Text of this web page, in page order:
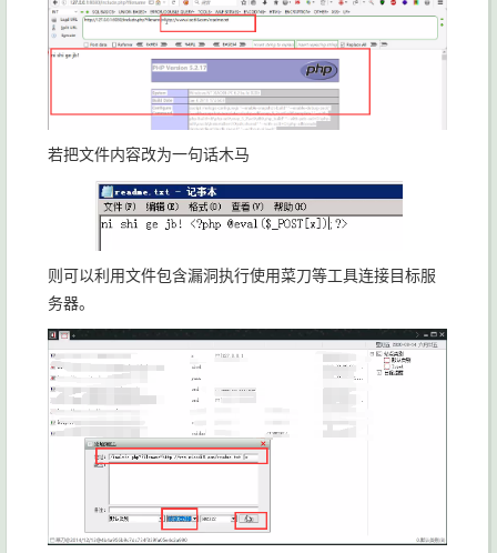
若把文件内容改为一句话木马
则可以利用文件包含漏洞执行使用菜刀等工具连接目标服
务器。